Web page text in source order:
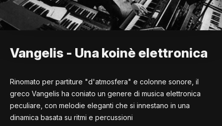
Vangelis - Una koinè elettronica
Rinomato per partiture "d'atmosfera" e colonne sonore, il
greco Vangelis ha coniato un genere di musica elettronica
peculiare, con melodie eleganti che si innestano in una
dinamica basata su ritmi e percussioni